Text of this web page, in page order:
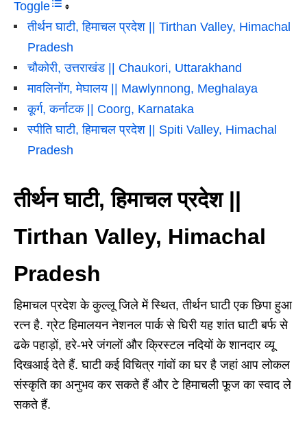
Toggle
तीर्थन घाटी, हिमाचल प्रदेश || Tirthan Valley, Himachal
Pradesh
चौकोरी, उत्तराखंड || Chaukori, Uttarakhand
मावलिनोंग, मेघालय || Mawlynnong, Meghalaya
कूर्ग, कर्नाटक || Coorg, Karnataka
स्पीति घाटी, हिमाचल प्रदेश || Spiti Valley, Himachal
Pradesh
तीर्थन घाटी, हिमाचल प्रदेश ||
Tirthan Valley, Himachal
Pradesh
हिमाचल प्रदेश के कुल्लू जिले में स्थित, तीर्थन घाटी एक छिपा हुआ
रत्न है. ग्रेट हिमालयन नेशनल पार्क से घिरी यह शांत घाटी बर्फ से
ढके पहाड़ों, हरे-भरे जंगलों और क्रिस्टल नदियों के शानदार व्यू
दिखआई देते हैं. घाटी कई विचित्र गांवों का घर है जहां आप लोकल
संस्कृति का अनुभव कर सकते हैं और टे हिमाचली फूज का स्वाद ले
सकते हैं.